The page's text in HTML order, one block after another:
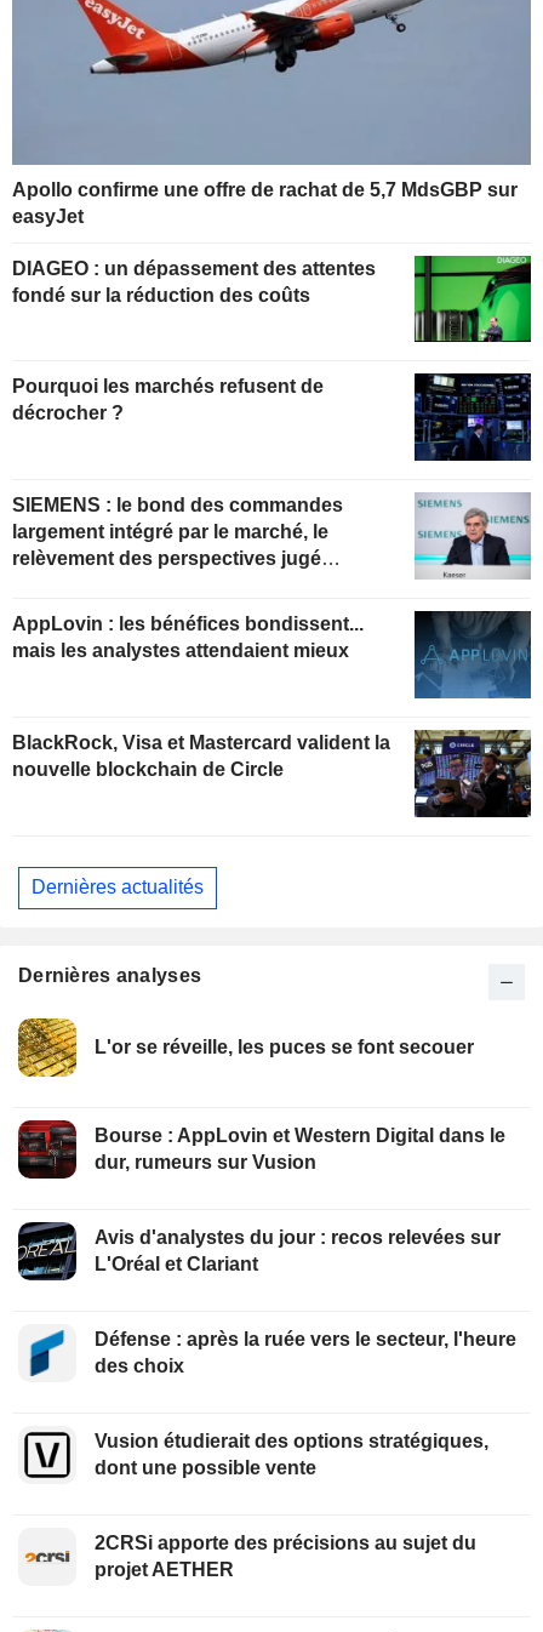
Apollo confirme une offre de rachat de 5,7 MdsGBP sur
easyJet
DIAGEO : un dépassement des attentes
fondé sur la réduction des coûts
Pourquoi les marchés refusent de
décrocher ?
SIEMENS : le bond des commandes
largement intégré par le marché, le
relèvement des perspectives jugé
actuelles
AppLovin : les bénéfices bondissent...
mais les analystes attendaient mieux
BlackRock, Visa et Mastercard valident la
nouvelle blockchain de Circle
Dernières actualités
Dernières analyses
L'or se réveille, les puces se font secouer
Bourse : AppLovin et Western Digital dans le
dur, rumeurs sur Vusion
Avis d'analystes du jour : recos relevées sur
L'Oréal et Clariant
Défense : après la ruée vers le secteur, l'heure
des choix
Vusion étudierait des options stratégiques,
dont une possible vente
2CRSi apporte des précisions au sujet du
projet AETHER